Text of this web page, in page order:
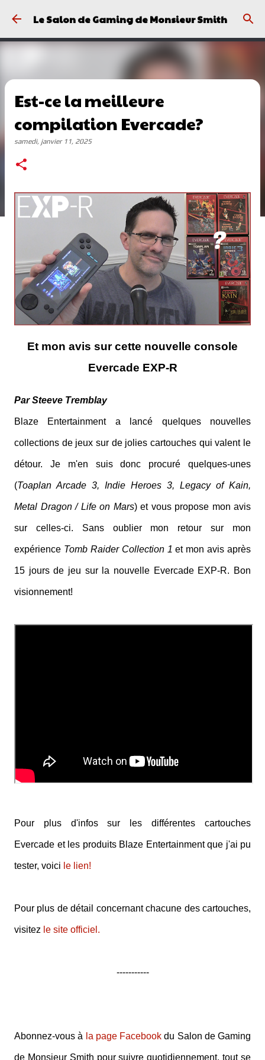
Passer au contenu principal
Le Salon de Gaming de Monsieur Smith
Est-ce la meilleure
compilation Evercade?
samedi, janvier 11, 2025
Et mon avis sur cette nouvelle console
Evercade EXP-R
Par Steeve Tremblay
Blaze Entertainment a lancé quelques nouvelles
collections de jeux sur de jolies cartouches qui valent le
détour. Je m'en suis donc procuré quelques-unes
(Toaplan Arcade 3, Indie Heroes 3, Legacy of Kain,
Metal Dragon / Life on Mars) et vous propose mon avis
sur celles-ci. Sans oublier mon retour sur mon
expérience Tomb Raider Collection 1 et mon avis après
15 jours de jeu sur la nouvelle Evercade EXP-R. Bon
visionnement!
Pour plus d'infos sur les différentes cartouches
Evercade et les produits Blaze Entertainment que j'ai pu
tester, voici le lien!
Pour plus de détail concernant chacune des cartouches,
visitez le site officiel.
-----------
Abonnez-vous à la page Facebook du Salon de Gaming
de Monsieur Smith pour suivre quotidiennement, tout se